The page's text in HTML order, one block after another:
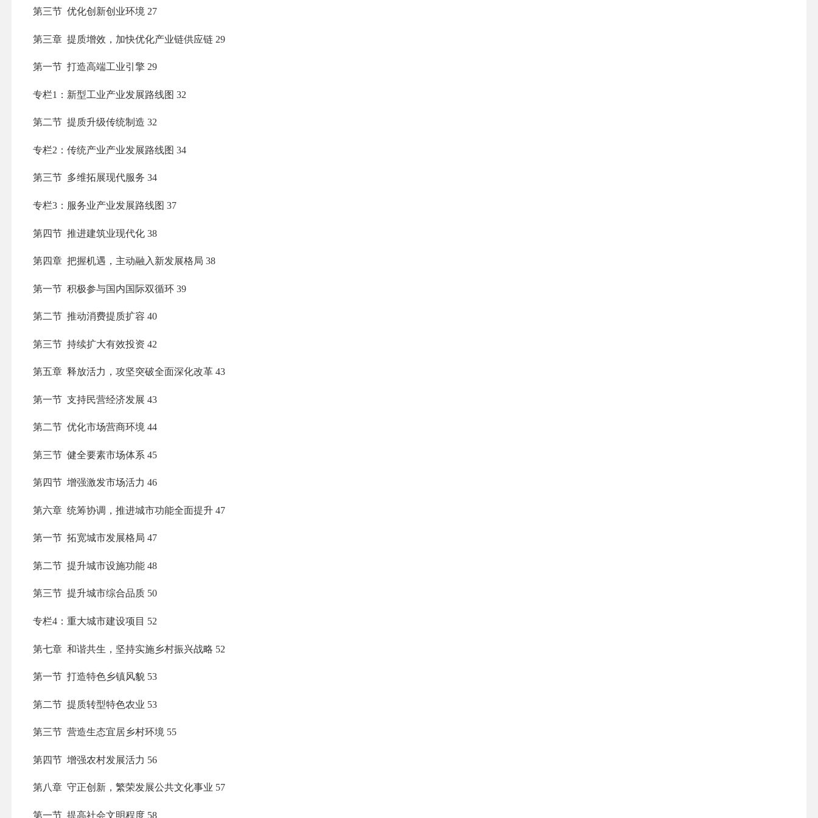
第三节 优化创新创业环境 27
第三章 提质增效，加快优化产业链供应链 29
第一节 打造高端工业引擎 29
专栏1：新型工业产业发展路线图 32
第二节 提质升级传统制造 32
专栏2：传统产业产业发展路线图 34
第三节 多维拓展现代服务 34
专栏3：服务业产业发展路线图 37
第四节 推进建筑业现代化 38
第四章 把握机遇，主动融入新发展格局 38
第一节 积极参与国内国际双循环 39
第二节 推动消费提质扩容 40
第三节 持续扩大有效投资 42
第五章 释放活力，攻坚突破全面深化改革 43
第一节 支持民营经济发展 43
第二节 优化市场营商环境 44
第三节 健全要素市场体系 45
第四节 增强激发市场活力 46
第六章 统筹协调，推进城市功能全面提升 47
第一节 拓宽城市发展格局 47
第二节 提升城市设施功能 48
第三节 提升城市综合品质 50
专栏4：重大城市建设项目 52
第七章 和谐共生，坚持实施乡村振兴战略 52
第一节 打造特色乡镇风貌 53
第二节 提质转型特色农业 53
第三节 营造生态宜居乡村环境 55
第四节 增强农村发展活力 56
第八章 守正创新，繁荣发展公共文化事业 57
第一节 提高社会文明程度 58